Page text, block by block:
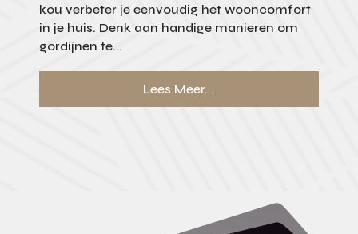
kou verbeter je eenvoudig het wooncomfort
in je huis. Denk aan handige manieren om
gordijnen te...
Lees Meer...